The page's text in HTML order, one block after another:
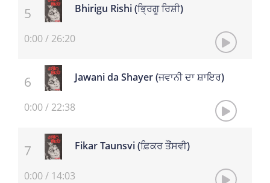
Bhirigu Rishi (ਭ੍ਰਿਗੂ ਰਿਸ਼ੀ)
0:00/ 26:20
Jawani da Shayer (ਜਵਾਨੀ ਦਾ ਸ਼ਾਇਰ)
0:00/ 22:38
Fikar Taunsvi (ਫ਼ਿਕਰ ਤੌਂਸਵੀ)
0:00/ 14:03